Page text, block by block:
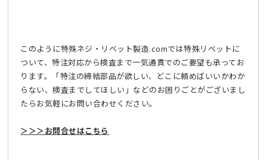
このように特殊ネジ・リベット製造.comでは特殊リベットに
ついて、特注対応から検査まで一気通貫でのご要望も承ってお
ります。「特注の締結部品が欲しい、どこに頼めばいいかわか
らない、検査までしてほしい」などのお困りごとがございまし
たらお気軽にお問い合わせください。
＞＞＞お問合せはこちら